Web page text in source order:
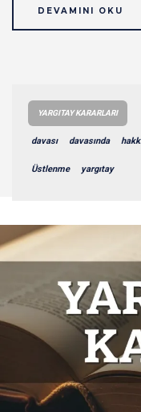
DEVAMINI OKU
YARGITAY KARARLARI
davası davasında
Üstlenme yargıtay